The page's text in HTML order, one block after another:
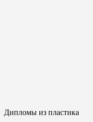
Дипломы из пластика